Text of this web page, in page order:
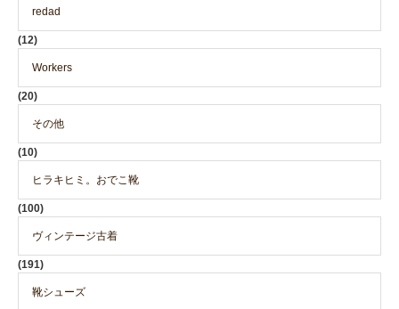
redad
(12)
Workers
(20)
その他
(10)
ヒラキヒミ。おでこ靴
(100)
ヴィンテージ古着
(191)
靴シューズ